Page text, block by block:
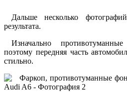
Дальше несколько
результата.
Изначально
поэтому передняя часть
стильно.